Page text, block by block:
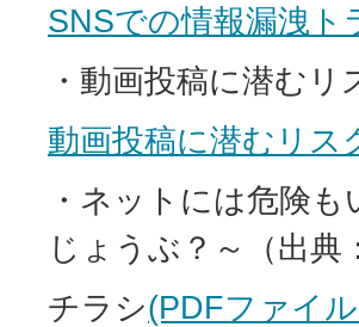
SNSでの情報漏洩
・動画投稿に潜む
動画投稿に潜むリス
・ネットには危険
じょうぶ？～（出典
チラシ(PDFファイ